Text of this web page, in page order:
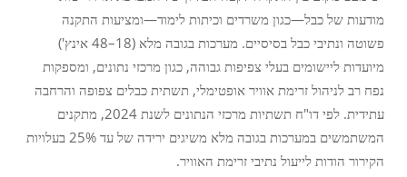
מודעות של כבל—כגון משרדים וכיתות לימוד—ומציעות התקנה
פשוטה ונתיבי כבל בסיסיים. מערכות בגובה מלא (18–48 אינץ')
מיועדות ליישומים בעלי צפיפות גבוהה, כגון מרכזי נתונים, ומספקות
נפח רב לניהול זרימת אוויר אופטימלי, תשתית כבלים צפופה והרחבה
עתידית. לפי דו"ח תשתיות מרכזי הנתונים לשנת 2024, מתקנים
המשתמשים במערכות בגובה מלא משיגים ירידה של עד 25% בעלויות
הקירור הודות לייעול נתיבי זרימת האוויר.